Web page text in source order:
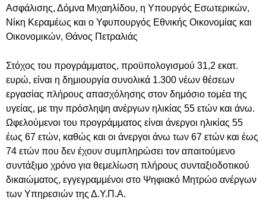
Ασφάλισης, Δόμνα Μιχαηλίδου, η Υπουργός Εσωτερικών,
Νίκη Κεραμέως και ο Υφυπουργός Εθνικής Οικονομίας και
Οικονομικών, Θάνος Πετραλιάς
Στόχος του προγράμματος, προϋπολογισμού 31,2 εκατ.
ευρώ, είναι η δημιουργία συνολικά 1.300 νέων θέσεων
εργασίας πλήρους απασχόλησης στον δημόσιο τομέα της
υγείας, με την πρόσληψη ανέργων ηλικίας 55 ετών και άνω.
Ωφελούμενοι του προγράμματος είναι άνεργοι ηλικίας 55
έως 67 ετών, καθώς και οι άνεργοι άνω των 67 ετών και έως
74 ετών που δεν έχουν συμπληρώσει τον απαιτούμενο
συντάξιμο χρόνο για θεμελίωση πλήρους συνταξιοδοτικού
δικαιώματος, εγγεγραμμένοι στο Ψηφιακό Μητρώο ανέργων
των Υπηρεσιών της Δ.Υ.Π.Α.